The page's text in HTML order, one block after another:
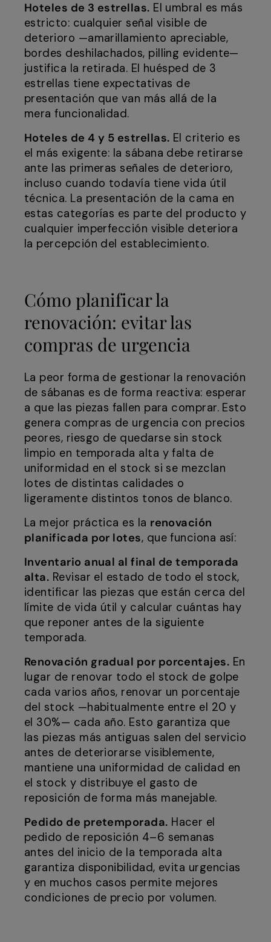
Hoteles de 3 estrellas. El umbral es más
estricto: cualquier señal visible de
deterioro —amarillamiento apreciable,
bordes deshilachados, pilling evidente—
justifica la retirada. El huésped de 3
estrellas tiene expectativas de
presentación que van más allá de la
mera funcionalidad.
Hoteles de 4 y 5 estrellas. El criterio es
el más exigente: la sábana debe retirarse
ante las primeras señales de deterioro,
incluso cuando todavía tiene vida útil
técnica. La presentación de la cama en
estas categorías es parte del producto y
cualquier imperfección visible deteriora
la percepción del establecimiento.
Cómo planificar la
renovación: evitar las
compras de urgencia
La peor forma de gestionar la renovación
de sábanas es de forma reactiva: esperar
a que las piezas fallen para comprar. Esto
genera compras de urgencia con precios
peores, riesgo de quedarse sin stock
limpio en temporada alta y falta de
uniformidad en el stock si se mezclan
lotes de distintas calidades o
ligeramente distintos tonos de blanco.
La mejor práctica es la renovación
planificada por lotes, que funciona así:
Inventario anual al final de temporada
alta. Revisar el estado de todo el stock,
identificar las piezas que están cerca del
límite de vida útil y calcular cuántas hay
que reponer antes de la siguiente
temporada.
Renovación gradual por porcentajes. En
lugar de renovar todo el stock de golpe
cada varios años, renovar un porcentaje
del stock —habitualmente entre el 20 y
el 30%— cada año. Esto garantiza que
las piezas más antiguas salen del servicio
antes de deteriorarse visiblemente,
mantiene una uniformidad de calidad en
el stock y distribuye el gasto de
reposición de forma más manejable.
Pedido de pretemporada. Hacer el
pedido de reposición 4–6 semanas
antes del inicio de la temporada alta
garantiza disponibilidad, evita urgencias
y en muchos casos permite mejores
condiciones de precio por volumen.